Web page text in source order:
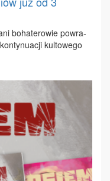
bo­ha­te­ro­wie po­wra­
kul­to­we­go